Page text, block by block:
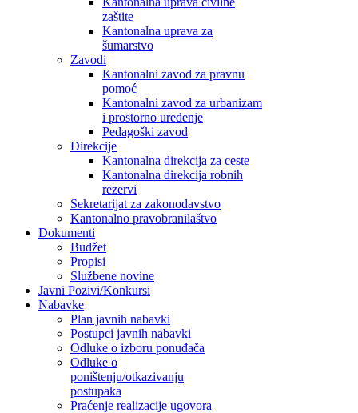
zaštite
Kantonalna uprava za
šumarstvo
Zavodi
Kantonalni zavod za pravnu
pomoć
Kantonalni zavod za urbanizam
i prostorno uređenje
Pedagoški zavod
Direkcije
Kantonalna direkcija za ceste
Kantonalna direkcija robnih
rezervi
Sekretarijat za zakonodavstvo
Kantonalno pravobranilaštvo
Dokumenti
Budžet
Propisi
Službene novine
Javni Pozivi/Konkursi
Nabavke
Plan javnih nabavki
Postupci javnih nabavki
Odluke o izboru ponuđača
Odluke o
poništenju/otkazivanju
postupaka
Praćenje realizacije ugovora